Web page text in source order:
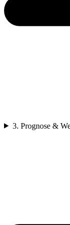
3. Prognose &